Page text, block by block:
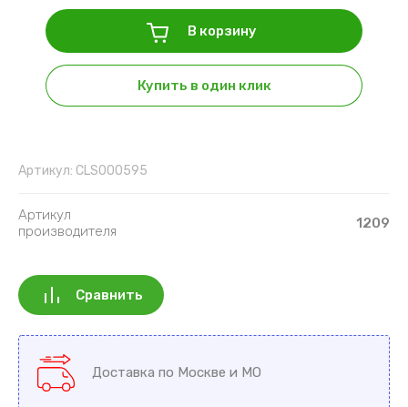
В корзину
Купить в один клик
Артикул: CLS000595
Артикул
производителя
1209
Сравнить
Доставка по Москве и МО